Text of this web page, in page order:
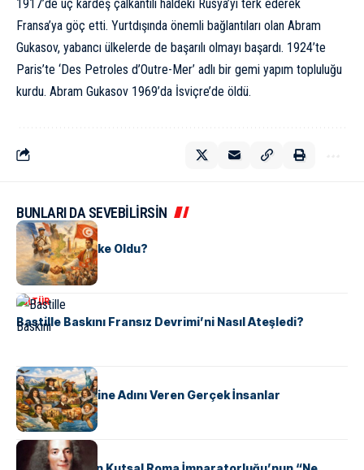
1917’de üç kardeş çalkantılı haldeki Rusya’yı terk ederek
Fransa’ya göç etti. Yurtdışında önemli bağlantıları olan Abram
Gukasov, yabancı ülkelerde de başarılı olmayı başardı. 1924’te
Paris’te ‘Des Petroles d’Outre-Mer’ adlı bir gemi yapım topluluğu
kurdu. Abram Gukasov 1969’da İsviçre’de öldü.
BUNLARI DA SEVEBİLİRSİN
KÜLTÜR
Tunus Nasıl Ülke Oldu?
KÜLTÜR
Bastille Baskını Fransız Devrimi’ni Nasıl Ateşledi?
KÜLTÜR
ABD Eyaletlerine Adını Veren Gerçek İnsanlar
KÜLTÜR